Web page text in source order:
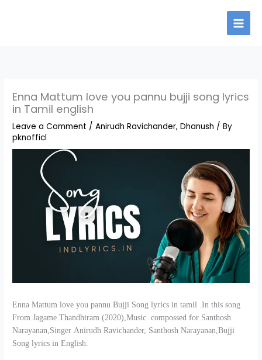
Enna Mattum love you pannu bujji song lyrics
in Tamil english
Leave a Comment /Anirudh Ravichander,Dhanush / By
pknofficl
Enna Mattum love you pannu Bujji Song lyrics in tamil .In this song
From Jagame Thandhiram (2020),Music compossed for Santhosh
Narayanan,Singer Anirudh Ravichander, Santhosh Narayanan,Bujji
Song lyrics in English.